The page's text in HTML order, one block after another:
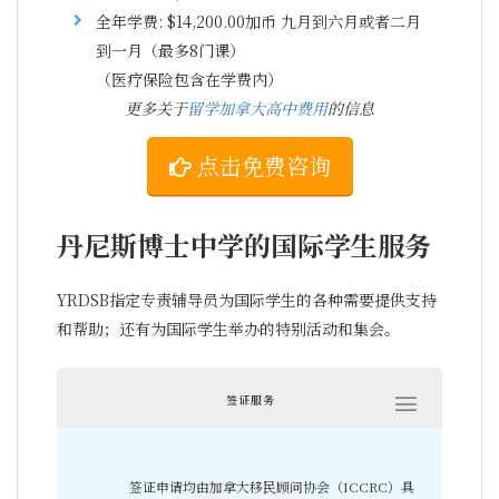
全年学费: $14,200.00加币 九月到六月或者二月
到一月（最多8门课）
（医疗保险包含在学费内）
更多关于留学加拿大高中费用的信息
点击免费咨询
丹尼斯博士中学的国际学生服务
YRDSB指定专责辅导员为国际学生的各种需要提供支持
和帮助；还有为国际学生举办的特别活动和集会。
签证服务
签证申请均由加拿大移民顾问协会（ICCRC）具